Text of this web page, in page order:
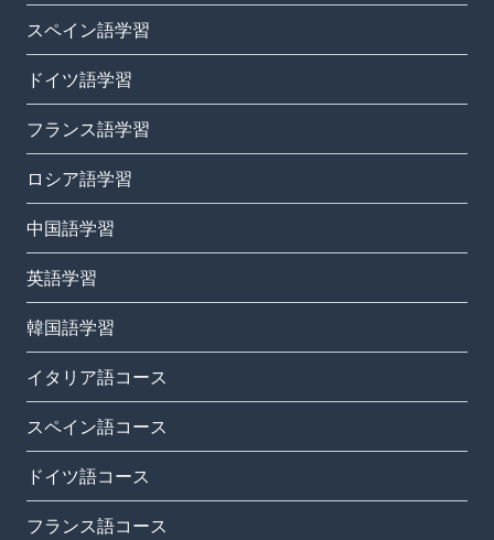
スペイン語学習
ドイツ語学習
フランス語学習
ロシア語学習
中国語学習
英語学習
韓国語学習
イタリア語コース
スペイン語コース
ドイツ語コース
フランス語コース